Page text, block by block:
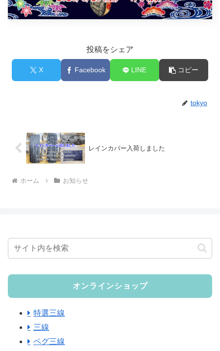
投稿をシェア
X Facebook LINE コピー
tokyo
レインカバー入荷しました
ホーム お知らせ
オンラインショップ
特選三線
三線
ペグ三線